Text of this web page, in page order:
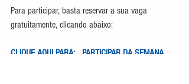
Para participar, basta reservar a sua vaga
gratuitamente, clicando abaixo:
CLIQUE AQUI PARA:   PARTICIPAR DA SEMANA